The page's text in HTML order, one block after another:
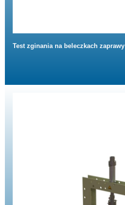
Test zginania na beleczkach zaprawy